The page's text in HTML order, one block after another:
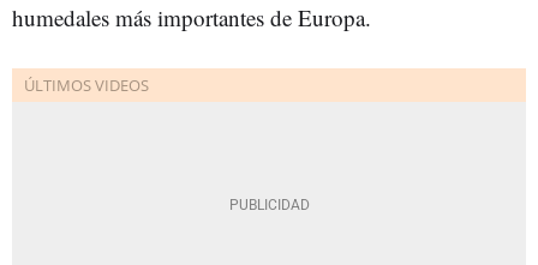
humedales más importantes de Europa.